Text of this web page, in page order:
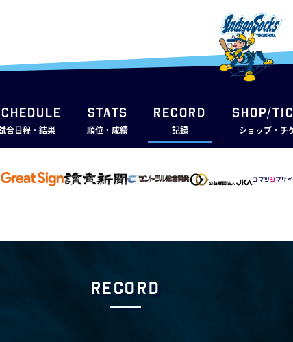
合日程・結果
STATS
順位・成績
RECORD
記録
SHOP/
ショップ・チ
RECORD